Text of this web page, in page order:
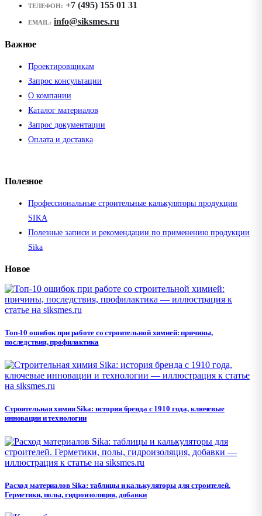
ТЕЛЕФОН: +7 (495) 155 01 31
EMAIL: info@siksmes.ru
Важное
Проектировщикам
Запрос консультации
О компании
Каталог материалов
Запрос документации
Оплата и доставка
Полезное
Профессиональные строительные калькуляторы продукции
SIKA
Полезные записи и рекомендации по применению продукции
Sika
Новое
Топ-10 ошибок при работе со строительной химией: причины,
последствия, профилактика
Строительная химия Sika: история бренда с 1910 года, ключевые
инновации и технологии
Расход материалов Sika: таблицы и калькуляторы для строителей.
Герметики, полы, гидроизоляция, добавки